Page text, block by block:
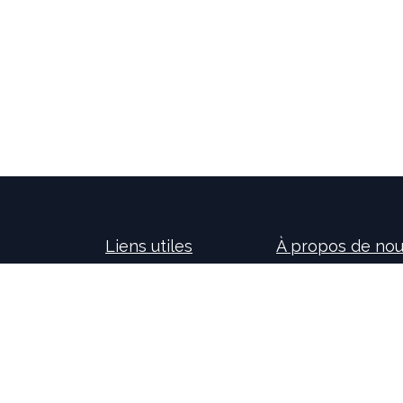
Liens utiles À propos de